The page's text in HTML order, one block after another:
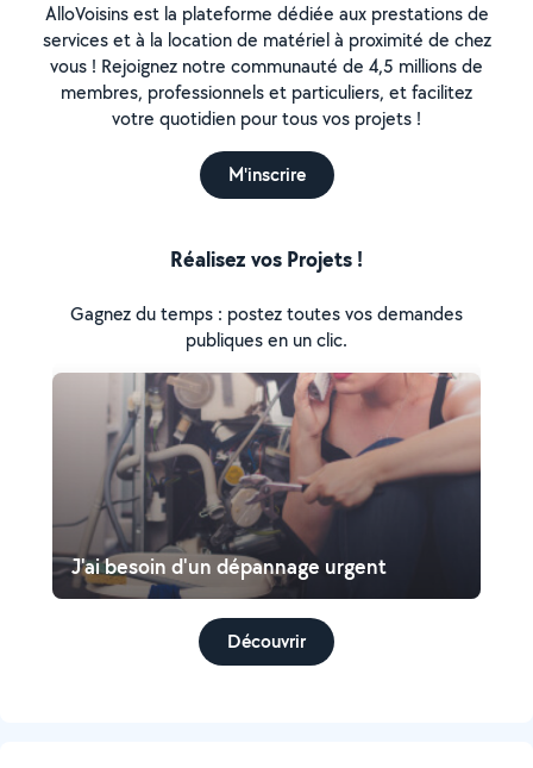
AlloVoisins est la plateforme dédiée aux prestations de
services et à la location de matériel à proximité de chez
vous ! Rejoignez notre communauté de 4,5 millions de
membres, professionnels et particuliers, et facilitez
votre quotidien pour tous vos projets !
M'inscrire
Réalisez vos Projets !
Gagnez du temps : postez toutes vos demandes
publiques en un clic.
J'ai besoin d'un dépannage urgent
Découvrir